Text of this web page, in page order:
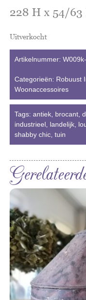
228 H x 54/63
Uitverkocht
Artikelnummer:
Categorieën: Robuust
Woonaccessoires
Tags: antiek brocant
industrieel landelijk
shabby chic tuin